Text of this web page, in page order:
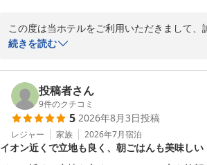
この度は当ホテルをご利用いただきまして、
ました。
ご滞在中は快適にお過ごしいただけた様子が
ます。
セントレアでの飛行機見学も楽しまれました
レンタル自転車での散策も楽しいですが、ぜ
ードにもチャレンジしてみてください。予約
してあります。
続きを読む
投稿者さん
9件のクチコミ
5 2026年8月3日投稿
レジャー 家族 2026年7月宿泊
イオン近くで立地も良く、朝ごはんも美味しい